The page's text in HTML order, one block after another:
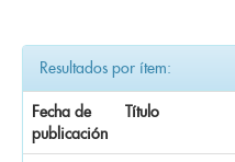
Resultados por ítem:
Fecha de
publicación
Título